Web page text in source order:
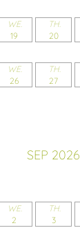
WE.
19
TH.
20
WE.
26
TH.
27
SEP 2026
WE.
2
TH.
3